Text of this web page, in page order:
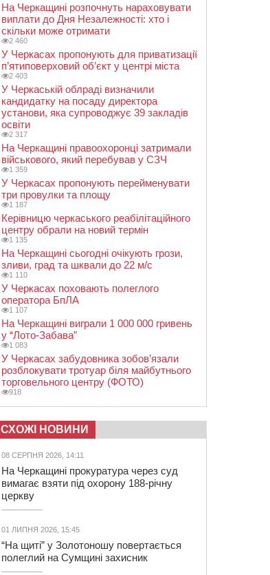
На Черкащині розпочнуть нараховувати
виплати до Дня Незалежності: хто і
скільки може отримати
2 460
У Черкасах пропонують для приватизації
п’ятиповерховий об’єкт у центрі міста
2 403
У Черкаській облраді визначили
кандидатку на посаду директора
установи, яка супроводжує 39 закладів
освіти
2 317
На Черкащині правоохоронці затримали
військового, який перебував у СЗЧ
1 359
У Черкасах пропонують перейменувати
три провулки та площу
1 187
Керівницю черкаського реабілітаційного
центру обрали на новий термін
1 135
На Черкащині сьогодні очікують грози,
зливи, град та шквали до 22 м/с
1 110
У Черкасах поховають полеглого
оператора БпЛА
1 107
На Черкащині виграли 1 000 000 гривень
у “Лото-Забава”
1 083
У Черкасах забудовника зобов’язали
розблокувати тротуар біля майбутнього
торговельного центру (ФОТО)
918
СХОЖІ НОВИНИ
08 СЕРПНЯ 2026, 14:11
На Черкащині прокуратура через суд
вимагає взяти під охорону 188-річну
церкву
01 ЛИПНЯ 2026, 15:45
“На щиті” у Золотоношу повертається
полеглий на Сумщині захисник